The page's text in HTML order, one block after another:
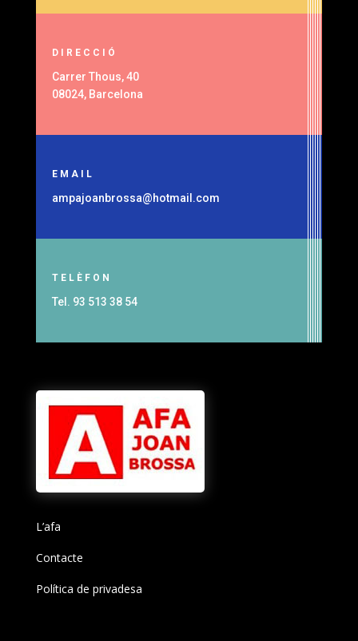
DIRECCIÓ
Carrer Thous, 40
08024, Barcelona
EMAIL
ampajoanbrossa@hotmail.com
TELÈFON
Tel. 93 513 38 54
L’afa
Contacte
Política de privadesa